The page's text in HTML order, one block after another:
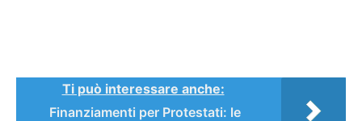
Ti può interessare anche:
Finanziamenti per Protestati: le